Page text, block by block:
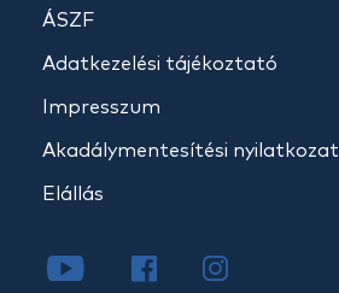
ÁSZF
Adatkezelési tájékoztató
Impresszum
Akadálymentesítési nyilatkozat
Elállás